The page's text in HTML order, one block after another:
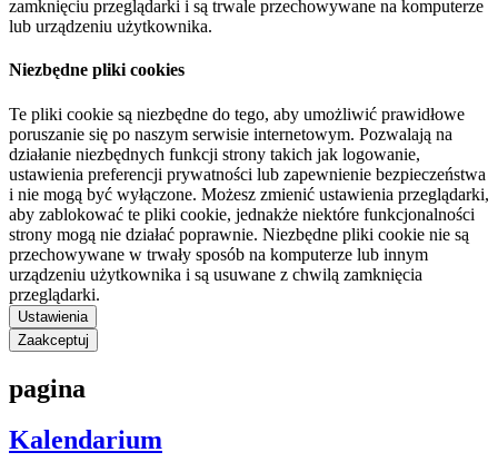
zamknięciu przeglądarki i są trwale przechowywane na komputerze
lub urządzeniu użytkownika.
Niezbędne pliki cookies
Te pliki cookie są niezbędne do tego, aby umożliwić prawidłowe
poruszanie się po naszym serwisie internetowym. Pozwalają na
działanie niezbędnych funkcji strony takich jak logowanie,
ustawienia preferencji prywatności lub zapewnienie bezpieczeństwa
i nie mogą być wyłączone. Możesz zmienić ustawienia przeglądarki,
aby zablokować te pliki cookie, jednakże niektóre funkcjonalności
strony mogą nie działać poprawnie. Niezbędne pliki cookie nie są
przechowywane w trwały sposób na komputerze lub innym
urządzeniu użytkownika i są usuwane z chwilą zamknięcia
przeglądarki.
Ustawienia
Zaakceptuj
pagina
Kalendarium